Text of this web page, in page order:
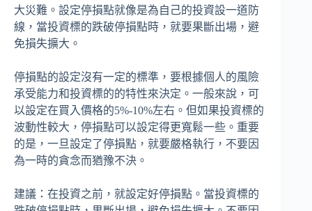
大災難。設定停損點就像是為自己的投資設一道防
線，當投資標的跌破停損點時，就要果斷出場，避
免損失擴大。
停損點的設定沒有一定的標準，要根據個人的風險
承受能力和投資標的的特性來決定。一般來說，可
以設定在買入價格的5%-10%左右。但如果投資標的
波動性較大，停損點可以設定得更寬鬆一些。重要
的是，一旦設定了停損點，就要嚴格執行，不要因
為一時的貪念而猶豫不決。
建議：在投資之前，就設定好停損點。當投資標的